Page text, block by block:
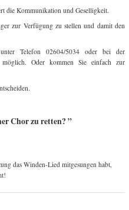
die Kommunikation und Geselligkeit.
zur Verfügung zu stellen und damit den
unter Telefon 02604/5034 oder bei der
möglich. Oder kommen Sie einfach zur
Chor zu retten? ”
das Winden-Lied mitgesungen habt,